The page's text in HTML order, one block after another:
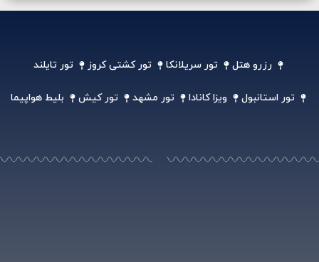
رزرو هتل تور سریلانکا تور کشتی کروز تور تایلند
تور استانبول ویزا کانادا تور مشهد تور کیش بلیط هواپیما